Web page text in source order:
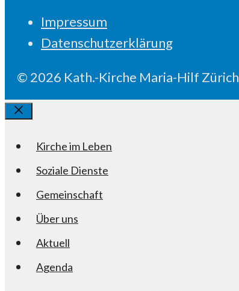
Impressum
Datenschutzerklärung
© 2026 Kath.-Kirche Maria-Hilf Zürich
Schliessen
Kirche im Leben
Soziale Dienste
Gemeinschaft
Über uns
Aktuell
Agenda